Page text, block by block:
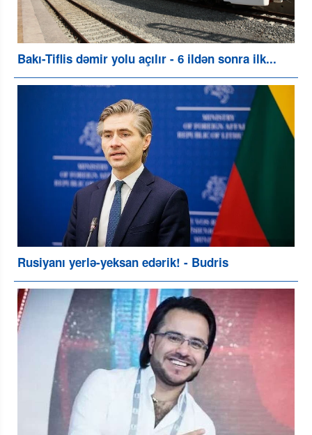
Bakı-Tiflis dəmir yolu açılır - 6 ildən sonra ilk...
Rusiyanı yerlə-yeksan edərik! - Budris